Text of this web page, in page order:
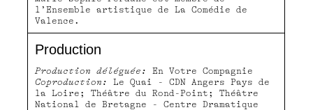
l’Ensemble artistique de La Comédie de
Valence.
Production
Production déléguée:
En Votre Compagnie
Coproduction:
Le Quai - CDN Angers Pays de
la Loire; Théâtre du Rond-Point; Théâtre
National de Bretagne - Centre Dramatique